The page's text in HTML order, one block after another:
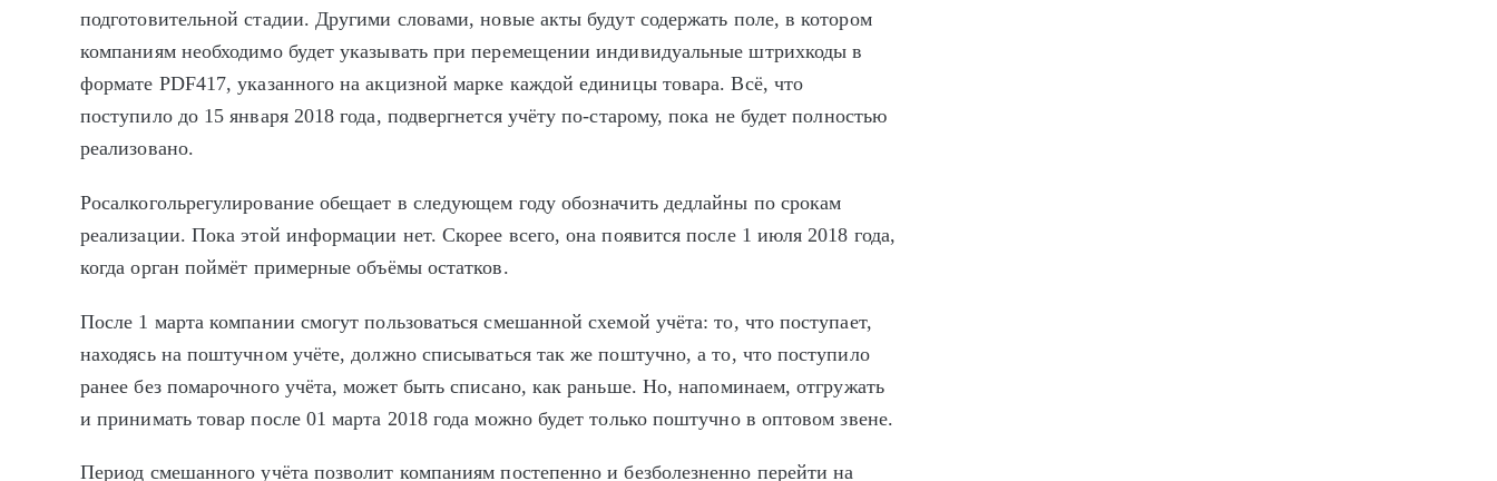
подготовительной стадии. Другими словами, новые акты будут содержать поле, в котором
компаниям необходимо будет указывать при перемещении индивидуальные штрихкоды в
формате PDF417, указанного на акцизной марке каждой единицы товара. Всё, что
поступило до 15 января 2018 года, подвергнется учёту по-старому, пока не будет полностью
реализовано.
Росалкогольрегулирование обещает в следующем году обозначить дедлайны по срокам
реализации. Пока этой информации нет. Скорее всего, она появится после 1 июля 2018 года,
когда орган поймёт примерные объёмы остатков.
После 1 марта компании смогут пользоваться смешанной схемой учёта: то, что поступает,
находясь на поштучном учёте, должно списываться так же поштучно, а то, что поступило
ранее без помарочного учёта, может быть списано, как раньше. Но, напоминаем, отгружать
и принимать товар после 01 марта 2018 года можно будет только поштучно в оптовом звене.
Период смешанного учёта позволит компаниям постепенно и безболезненно перейти на